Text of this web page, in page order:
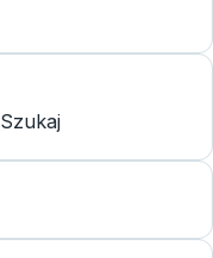
Szukaj